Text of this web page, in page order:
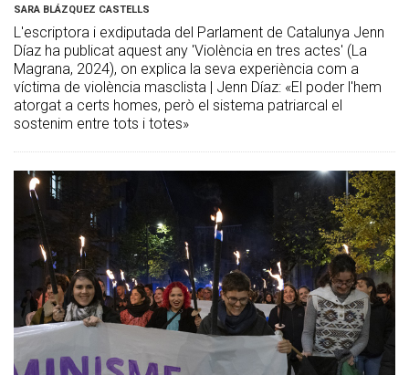
SARA BLÁZQUEZ CASTELLS
L'escriptora i exdiputada del Parlament de Catalunya Jenn
Díaz ha publicat aquest any 'Violència en tres actes' (La
Magrana, 2024), on explica la seva experiència com a
víctima de violència masclista | Jenn Díaz: «El poder l'hem
atorgat a certs homes, però el sistema patriarcal el
sostenim entre tots i totes»